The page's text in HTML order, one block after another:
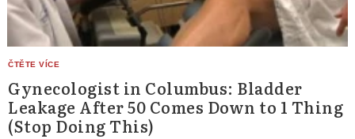
Gynecologist in Columbus: Bladder
Leakage After 50 Comes Down to 1 Thing
(Stop Doing This)